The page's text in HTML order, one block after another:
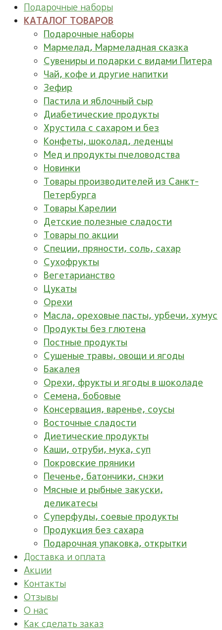
Подарочные наборы
КАТАЛОГ ТОВАРОВ
Подарочные наборы
Мармелад, Мармеладная сказка
Сувениры и подарки с видами Питера
Чай, кофе и другие напитки
Зефир
Пастила и яблочный сыр
Диабетические продукты
Хрустила с сахаром и без
Конфеты, шоколад, леденцы
Мед и продукты пчеловодства
Новинки
Товары производителей из Санкт-
Петербурга
Товары Карелии
Детские полезные сладости
Товары по акции
Специи, пряности, соль, сахар
Сухофрукты
Вегетарианство
Цукаты
Орехи
Масла, ореховые пасты, урбечи, хумус
Продукты без глютена
Постные продукты
Сушеные травы, овощи и ягоды
Бакалея
Орехи, фрукты и ягоды в шоколаде
Семена, бобовые
Консервация, варенье, соусы
Восточные сладости
Диетические продукты
Каши, отруби, мука, суп
Покровские пряники
Печенье, батончики, снэки
Мясные и рыбные закуски,
деликатесы
Суперфуды, соевые продукты
Продукция без сахара
Подарочная упаковка, открытки
Доставка и оплата
Акции
Контакты
Отзывы
О нас
Как сделать заказ